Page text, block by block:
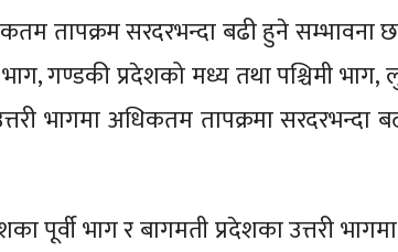
तापक्रम सरदरभन्दा बढी हुने सम्भावना
गण्डकी प्रदेशको मध्य तथा पश्चिमी भाग,
भागमा अधिकतम तापक्रमा
पूर्वी भाग र बागमती प्रदेशका उत्तरी